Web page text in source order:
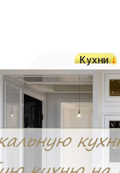
Кухни↓